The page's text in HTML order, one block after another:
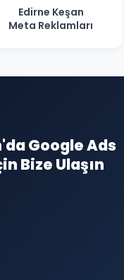
Edirne Keşan
Meta Reklamları
Google Ads
Bize Ulaşın